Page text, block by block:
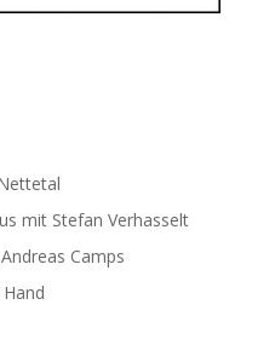
mit Stefan Verhasselt
Camps